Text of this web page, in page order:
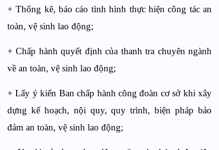
+ Thống kê, báo cáo tình hình thực hiện công tác an
toàn, vệ sinh lao động;
+ Chấp hành quyết định của thanh tra chuyên ngành
về an toàn, vệ sinh lao động;
+ Lấy ý kiến Ban chấp hành công đoàn cơ sở khi xây
dựng kế hoạch, nội quy, quy trình, biện pháp bảo
đảm an toàn, vệ sinh lao động;